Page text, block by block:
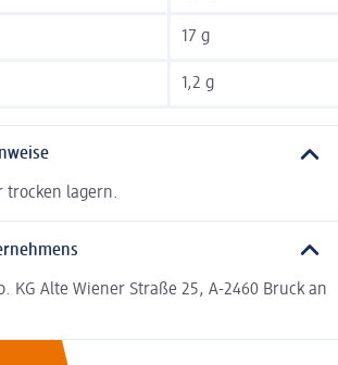
17 g
1,2 g
trocken lagern.
KG Alte Wiener Straße 25, A-2460 Bruck an